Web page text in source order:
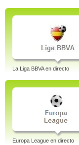
La Liga BBVA en directo
Europa League en directo